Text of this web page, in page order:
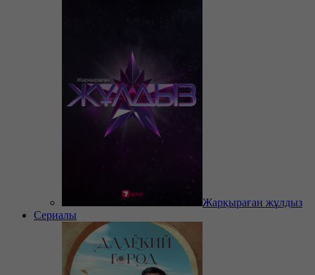
Жарқыраған жұлдыз
Сериалы